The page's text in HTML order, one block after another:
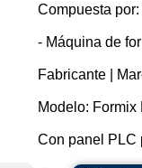
Compuesta por:
- Máquina de
Fabricante |
Modelo: Formix
Con panel PLC